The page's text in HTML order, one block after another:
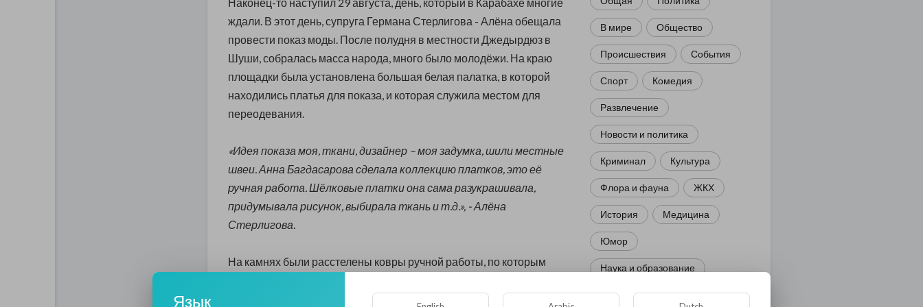
ждали. В этот день, супруга Германа Стерлигова - Алёна обещала
провести показ моды. После полудня в местности Джедырдюз в
Шуши, собралась масса народа, много было молодёжи. На краю
площадки была установлена большая белая палатка, в которой
находились платья для показа, и которая служила местом для
переодевания.
«Идея показа моя, ткани, дизайнер – моя задумка, шили местные
швеи. Анна Багдасарова сделала коллекцию платков, это её
ручная работа. Шёлковые платки она сама разукрашивала,
придумывала рисунок, выбирала ткань и т.д.», - Алёна
Стерлигова.
На камнях были расстелены ковры ручной работы, по которым
подобрали, но они не были профессиональными моделями для
В мире Общество
Происшествия События
Спорт Комедия
Развлечение
Новости и политика
Криминал Культура
Флора и фауна ЖКХ
История Медицина
Юмор
Наука и образование
Религия Экономика
Язык